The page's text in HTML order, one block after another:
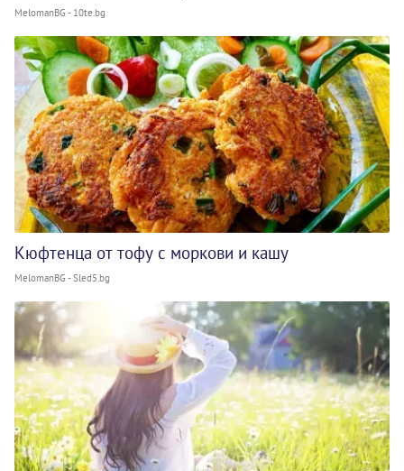
MelomanBG - 10te.bg
Кюфтенца от тофу с моркови и кашу
MelomanBG - Sled5.bg